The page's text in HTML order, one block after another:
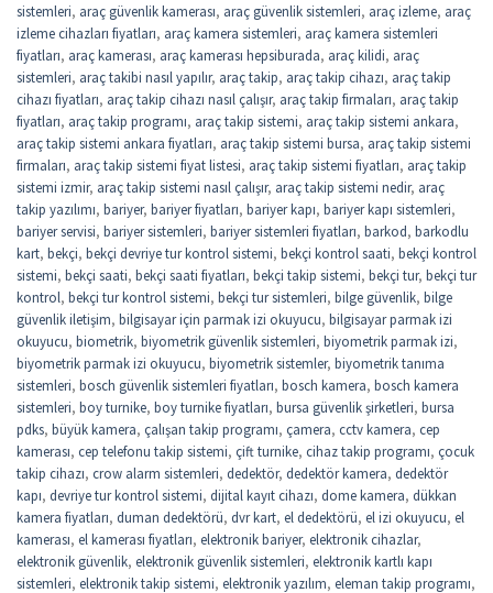
sistemleri, araç güvenlik kamerası, araç güvenlik sistemleri, araç izleme, araç
izleme cihazları fiyatları, araç kamera sistemleri, araç kamera sistemleri
fiyatları, araç kamerası, araç kamerası hepsiburada, araç kilidi, araç
sistemleri, araç takibi nasıl yapılır, araç takip, araç takip cihazı, araç takip
cihazı fiyatları, araç takip cihazı nasıl çalışır, araç takip firmaları, araç takip
fiyatları, araç takip programı, araç takip sistemi, araç takip sistemi ankara,
araç takip sistemi ankara fiyatları, araç takip sistemi bursa, araç takip sistemi
firmaları, araç takip sistemi fiyat listesi, araç takip sistemi fiyatları, araç takip
sistemi izmir, araç takip sistemi nasıl çalışır, araç takip sistemi nedir, araç
takip yazılımı, bariyer, bariyer fiyatları, bariyer kapı, bariyer kapı sistemleri,
bariyer servisi, bariyer sistemleri, bariyer sistemleri fiyatları, barkod, barkodlu
kart, bekçi, bekçi devriye tur kontrol sistemi, bekçi kontrol saati, bekçi kontrol
sistemi, bekçi saati, bekçi saati fiyatları, bekçi takip sistemi, bekçi tur, bekçi tur
kontrol, bekçi tur kontrol sistemi, bekçi tur sistemleri, bilge güvenlik, bilge
güvenlik iletişim, bilgisayar için parmak izi okuyucu, bilgisayar parmak izi
okuyucu, biometrik, biyometrik güvenlik sistemleri, biyometrik parmak izi,
biyometrik parmak izi okuyucu, biyometrik sistemler, biyometrik tanıma
sistemleri, bosch güvenlik sistemleri fiyatları, bosch kamera, bosch kamera
sistemleri, boy turnike, boy turnike fiyatları, bursa güvenlik şirketleri, bursa
pdks, büyük kamera, çalışan takip programı, çamera, cctv kamera, cep
kamerası, cep telefonu takip sistemi, çift turnike, cihaz takip programı, çocuk
takip cihazı, crow alarm sistemleri, dedektör, dedektör kamera, dedektör
kapı, devriye tur kontrol sistemi, dijital kayıt cihazı, dome kamera, dükkan
kamera fiyatları, duman dedektörü, dvr kart, el dedektörü, el izi okuyucu, el
kamerası, el kamerası fiyatları, elektronik bariyer, elektronik cihazlar,
elektronik güvenlik, elektronik güvenlik sistemleri, elektronik kartlı kapı
sistemleri, elektronik takip sistemi, elektronik yazılım, eleman takip programı,